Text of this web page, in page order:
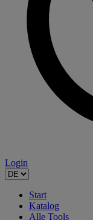
Login
Start
Katalog
Alle Tools